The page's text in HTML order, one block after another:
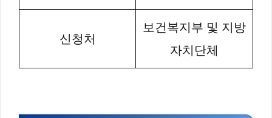
신청처
보건복지부 및 지방
자치단체